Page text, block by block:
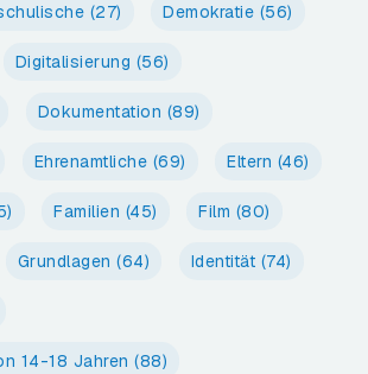
(27) Demokratie (56)
Digitalisierung (56)
Dokumentation (89)
Ehrenamtliche (69) Eltern (46)
Familien (45) Film (80)
Grundlagen (64) Identität (74)
14-18 Jahren (88)